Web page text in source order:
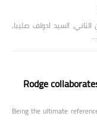
الاربعاء 30 كانون الثاني، السيد ادولف صليبا،
Rodge
Being the ultimate